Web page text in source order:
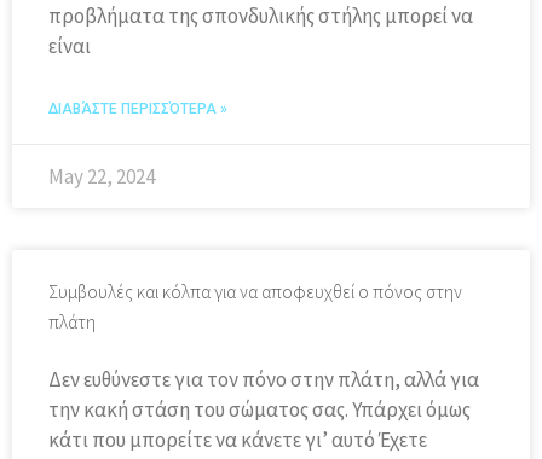
προβλήματα της σπονδυλικής στήλης μπορεί να
είναι
ΔΙΑΒΆΣΤΕ ΠΕΡΙΣΣΌΤΕΡΑ »
May 22, 2024
Συμβουλές και κόλπα για να αποφευχθεί ο πόνος στην
πλάτη
Δεν ευθύνεστε για τον πόνο στην πλάτη, αλλά για
την κακή στάση του σώματος σας. Υπάρχει όμως
κάτι που μπορείτε να κάνετε γι’ αυτό Έχετε